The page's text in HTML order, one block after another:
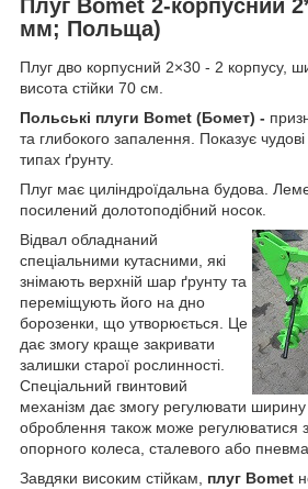
Плуг Bomet 2-корпусний
мм; Польща)
Плуг дво корпусний 2×30 - 2 корпусу,
висота стійки 70 см.
Польські плуги Bomet (Бомет) -
та глибокого запалення. Показує чудові
типах ґрунту.
Плуг має циліндроїдальна будова.
посилений долотоподібний носок.
Відвал обладнаний
спеціальними кутасними, які
знімають верхній шар ґрунту та
переміщують його на дно
борозенки, що утворюється. Це
дає змогу краще закривати
залишки старої рослинності.
Спеціальний гвинтовий
механізм дає змогу регулювати
оброблення також може регулюватися
опорного колеса, сталевого або
Завдяки високим стійкам, плуг Bomet